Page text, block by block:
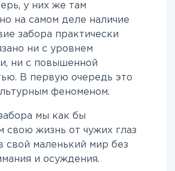
у них же там
на самом деле наличие
забора практически
ни с уровнем
ни с повышенной
В первую очередь это
феноменом.
мы как бы
свою жизнь от чужих глаз
свой маленький мир без
и осуждения.